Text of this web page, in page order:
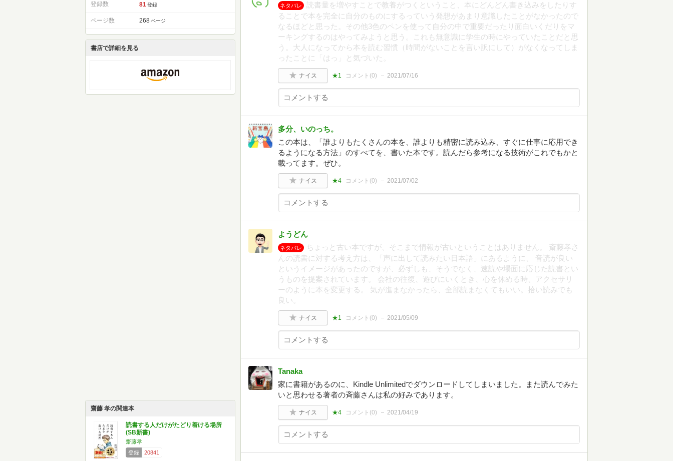
登録数 81 登録
ページ数 268 ページ
書店で詳細を見る
齋藤 孝の関連本
読書する人だけがたどり着ける場所
(SB新書)
齋藤孝
登録
20841
ネタバレ
読書量を増やすことで教養がつくということ、本にどんどん書き込みをしたりす
ることで本を完全に自分のものにするっていう発想があまり意識したことがなかったので
なるほどと思った。その他3色のペンを使って自分の中で重要だったり面白いくだりをマ
ーキングするのはやってみようと思う。これも無意識に学生の時にやっていたことだと思
う。大人になってから本を読む習慣（時間がないことを言い訳にして）がなくなってしま
ったことに「はっ」と気づいた。
ナイス ★1 コメント(0) 2021/07/16
多分、いのっち。
この本は、「誰よりもたくさんの本を、誰よりも精密に読み込み、すぐに仕事に応用でき
るようになる方法」のすべてを、書いた本です。読んだら参考になる技術がこれでもかと
載ってます。ぜひ。
ナイス ★4 コメント(0) 2021/07/02
ようどん
ネタバレ
ちょっと古い本ですが、そこまで情報が古いということはありません。 斎藤孝さ
んの読書に対する考え方は、「声に出して読みたい日本語」にあるように、 音読が良い
というイメージがあったのですが、必ずしも、そうでなく、速読や場面に応じた読書とい
うものを提案されています。 会社の往復、遊びにいくとき、心を休める時、アクセサリ
ーのように本を変更する。 気が進まなかったら、全部読まなくてもいい。拾い読みでも
良い。
ナイス ★1 コメント(0) 2021/05/09
Tanaka
家に書籍があるのに、Kindle Unlimitedでダウンロードしてしまいました。また読んでみた
いと思わせる著者の斉藤さんは私の好みであります。
ナイス ★4 コメント(0) 2021/04/19